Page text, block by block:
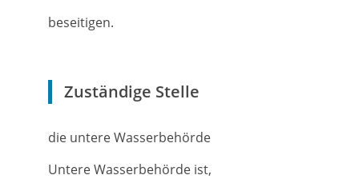
beseitigen.
Zuständige Stelle
die untere Wasserbehörde
Untere Wasserbehörde ist,